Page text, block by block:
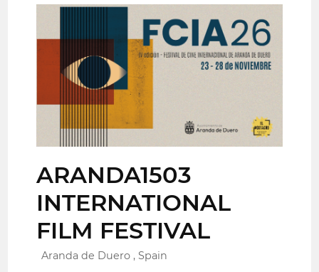
ARANDA1503
INTERNATIONAL
FILM FESTIVAL
Aranda de Duero , Spain